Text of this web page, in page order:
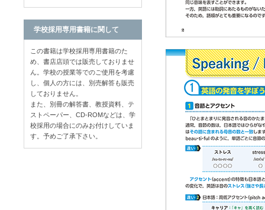
学校採用専用書籍に関して
この書籍は学校採用専用書籍のた
め、書店店頭では販売しておりませ
ん。学校の授業等でのご使用を考慮
し、個人の方には、別売解答も販売
しておりません。
また、別冊の解答書、教授資料、テ
ストペーパー、CD-ROMなどは、学
校採用の場合にのみお付けしていま
す。予めご了承下さい。